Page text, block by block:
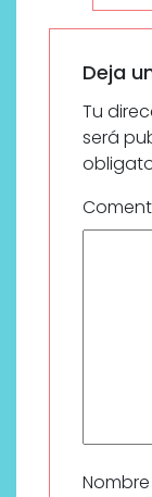
Deja
Tu
será
Nombre